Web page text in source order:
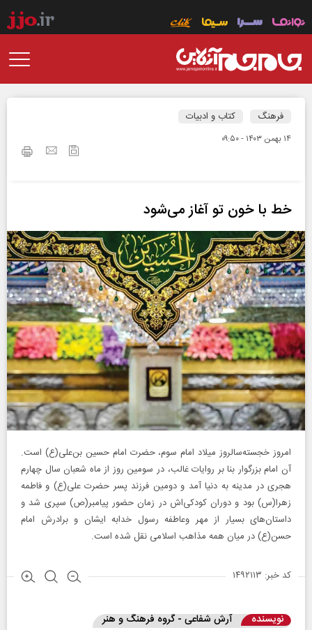
فرهنگ کتاب و ادبیات
۱۴ بهمن ۱۴۰۳ - ۰۹:۵۰
خط با خون تو آغاز می‌شود
امروز خجسته‌سالروز میلاد امام سوم، حضرت امام حسین بن‌علی‌(ع) است.
آن امام بزرگوار بنا بر روایات غالب، در سومین روز از ماه شعبان سال چهارم
هجری در مدینه به دنیا آمد و دومین فرزند پسر حضرت علی(ع) و فاطمه
زهرا(س) بود و دوران کودکی‌‌اش در زمان حضور پیامبر(ص) سپری شد و
داستان‌های بسیار از مهر وعاطفه رسول خدابه ایشان و برادرش امام
حسن(ع) در میان همه مذاهب اسلامی نقل شده است.
کد خبر: ۱۴۹۲۱۱۳
نویسنده آرش شفاعی - گروه فرهنگ و هنر